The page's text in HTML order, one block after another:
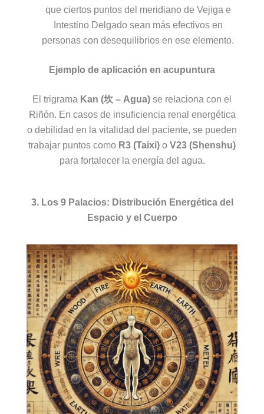
que ciertos puntos del meridiano de Vejiga e
Intestino Delgado sean más efectivos en
personas con desequilibrios en ese elemento.
Ejemplo de aplicación en acupuntura
El trigrama Kan (坎 – Agua) se relaciona con el
Riñón. En casos de insuficiencia renal energética
o debilidad en la vitalidad del paciente, se pueden
trabajar puntos como R3 (Taixi) o V23 (Shenshu)
para fortalecer la energía del agua.
3. Los 9 Palacios: Distribución Energética del
Espacio y el Cuerpo